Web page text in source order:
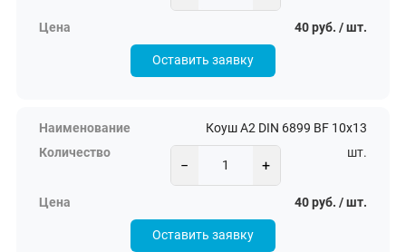
40 руб. / шт.
Оставить заявку
Коуш А2 DIN 6899 BF 10х13
− +
шт.
40 руб. / шт.
Оставить заявку